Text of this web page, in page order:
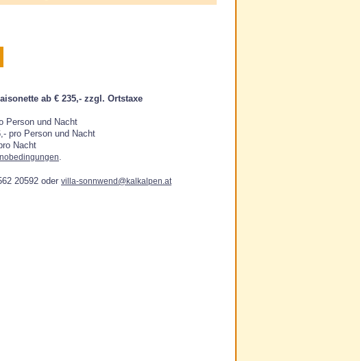
ab € 235,- zzgl. Ortstaxe
Person und Nacht
pro Person und Nacht
Nacht
.
20592 oder villa-sonnwend@kalkalpen.at